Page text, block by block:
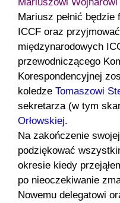
Mariusz pełnić
ICCF oraz
międzynarodowych
przewodniczącego
Korespondencyjnej
koledze Tomaszowi
sekretarza (w tym
Orłowskiej.
Na zakończenie
podziękować
okresie kiedy
po nieoczekiwanie
Nowemu delegatowi